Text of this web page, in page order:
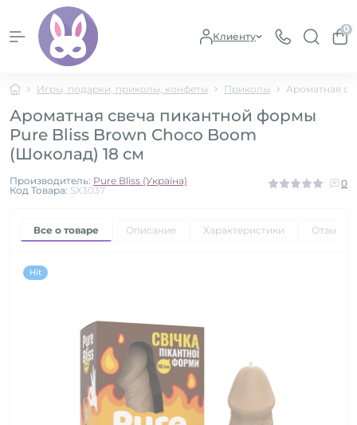
Клиенту
0
Игры, подарки, приколы, конфеты Приколы Ароматная
Ароматная свеча пикантной формы
Pure Bliss Brown Choco Boom
(Шоколад) 18 см
Производитель: Pure Bliss (Україна)
Код Товара: SX3037
0
Все о товаре Описание Характеристики Отзывы
Hit